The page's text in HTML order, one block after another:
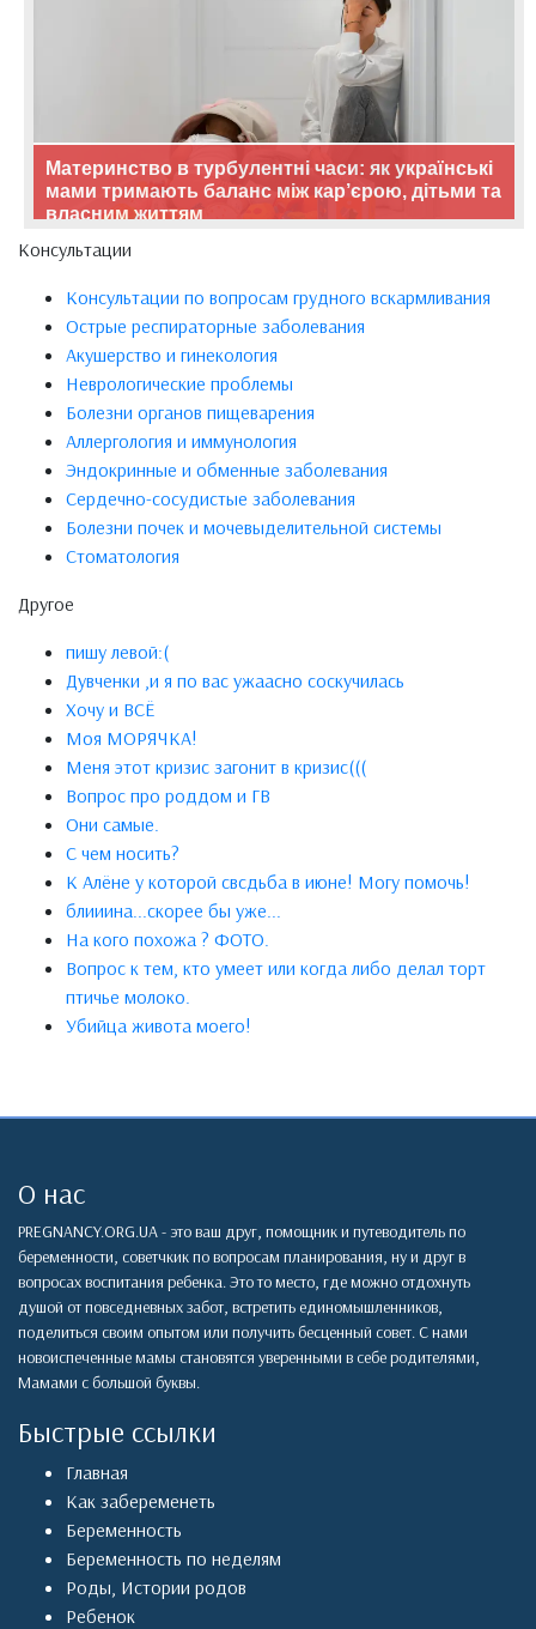
Материнство в турбулентні часи: як українські
мами тримають баланс між кар’єрою, дітьми та
власним життям
Консультации
Консультации по вопросам грудного вскармливания
Острые респираторные заболевания
Акушерство и гинекология
Неврологические проблемы
Болезни органов пищеварения
Аллергология и иммунология
Эндокринные и обменные заболевания
Сердечно-сосудистые заболевания
Болезни почек и мочевыделительной системы
Стоматология
Другое
пишу левой:(
Дувченки ,и я по вас ужаасно соскучилась
Хочу и ВСЁ
Моя МОРЯЧКА!
Меня этот кризис загонит в кризис(((
Вопрос про роддом и ГВ
Они самые.
С чем носить?
К Алёне у которой свсдьба в июне! Могу помочь!
блииинa...скорee бы ужe...
На кого похожа ? ФОТО.
Вопрос к тем, кто умеет или когда либо делал торт
птичье молоко.
Убийца живота моего!
О нас
PREGNANCY.ORG.UA - это ваш друг, помощник и путеводитель по
беременности, советчкик по вопросам планирования, ну и друг в
вопросах воспитания ребенка. Это то место, где можно отдохнуть
душой от повседневных забот, встретить единомышленников,
поделиться своим опытом или получить бесценный совет. С нами
новоиспеченные мамы становятся уверенными в себе родителями,
Мамами с большой буквы.
Быстрые ссылки
Главная
Как забеременеть
Беременность
Беременность по неделям
Роды, Истории родов
Ребенок